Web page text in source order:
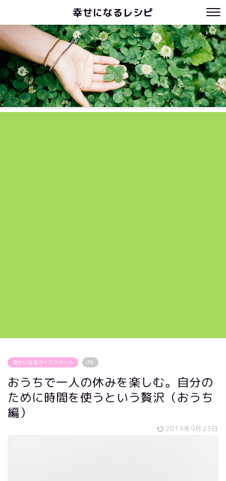
幸せになるレシピ
幸せになるライフスタイル PR
おうちで一人の休みを楽しむ。自分の
ために時間を使うという贅沢（おうち
編）
2019年9月23日